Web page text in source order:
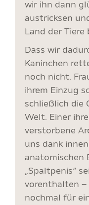
wir ihn dann
austricksen
Land der Tiere
Dass wir
Kaninchen
noch nicht.
ihrem Einzug
schließlich die
Welt. Einer
verstorbene
uns dank
anatomischen
„Spaltpenis“
vorenthalten –
nochmal für